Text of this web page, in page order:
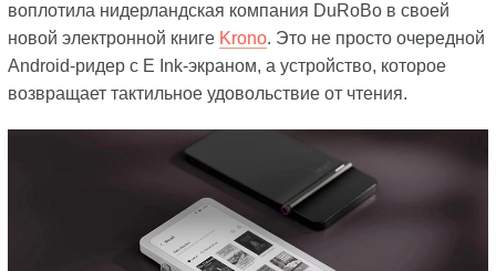
воплотила нидерландская компания DuRoBo в своей
новой электронной книге Krono. Это не просто очередной
Android-ридер с E Ink-экраном, а устройство, которое
возвращает тактильное удовольствие от чтения.